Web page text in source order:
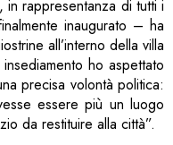
rappresentanza di tutti i
inaugurato – ha
all’interno della villa
ho aspettato
precisa volontà politica:
essere più un luogo
da restituire alla città”.